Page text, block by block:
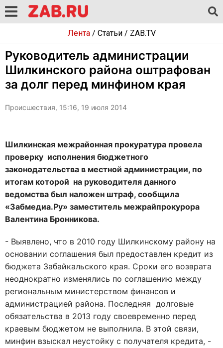
Лента/ Статьи/ ZAB.TV
Руководитель администрации
Шилкинского района оштрафован
за долг перед минфином края
Происшествия, 15:16, 19 июля 2014
Шилкинская межрайонная прокуратура провела
проверку исполнения бюджетного
законодательства в местной администрации, по
итогам которой на руководителя данного
ведомства был наложен штраф, сообщила
«Забмедиа.Ру» заместитель межрайпрокурора
Валентина Бронникова.
- Выявлено, что в 2010 году Шилкинскому району на
основании соглашения был предоставлен кредит из
бюджета Забайкальского края. Сроки его возврата
неоднократно изменялись по соглашению между
региональным министерством финансов и
администрацией района. Последняя долговые
обязательства в 2013 году своевременно перед
краевым бюджетом не выполнила. В этой связи,
минфин взыскал неустойку с получателя кредита, -